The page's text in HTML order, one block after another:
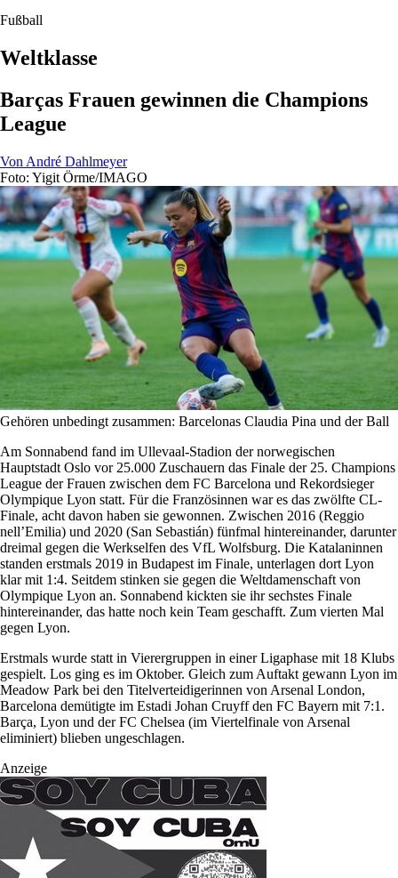
Fußball
Weltklasse
Barças Frauen gewinnen die Champions
League
Von André Dahlmeyer
Foto: Yigit Örme/IMAGO
Gehören unbedingt zusammen: Barcelonas Claudia Pina und der Ball
Am Sonnabend fand im Ullevaal-Stadion der norwegischen
Hauptstadt Oslo vor 25.000 Zuschauern das Finale der 25. Champions
League der Frauen zwischen dem FC Barcelona und Rekordsieger
Olympique Lyon statt. Für die Französinnen war es das zwölfte CL-
Finale, acht davon haben sie gewonnen. Zwischen 2016 (Reggio
nell’Emilia) und 2020 (San Sebastián) fünfmal hintereinander, darunter
dreimal gegen die Werkselfen des VfL Wolfsburg. Die Katalaninnen
standen erstmals 2019 in Budapest im Finale, unterlagen dort Lyon
klar mit 1:4. Seitdem stinken sie gegen die Weltdamenschaft von
Olympique Lyon an. Sonnabend kickten sie ihr sechstes Finale
hintereinander, das hatte noch kein Team geschafft. Zum vierten Mal
gegen Lyon.
Erstmals wurde statt in Vierergruppen in einer Ligaphase mit 18 Klubs
gespielt. Los ging es im Oktober. Gleich zum Auftakt gewann Lyon im
Meadow Park bei den Titelverteidigerinnen von Arsenal London,
Barcelona demütigte im Estadi Johan Cruyff den FC Bayern mit 7:1.
Barça, Lyon und der FC Chelsea (im Viertelfinale von Arsenal
eliminiert) blieben ungeschlagen.
Anzeige